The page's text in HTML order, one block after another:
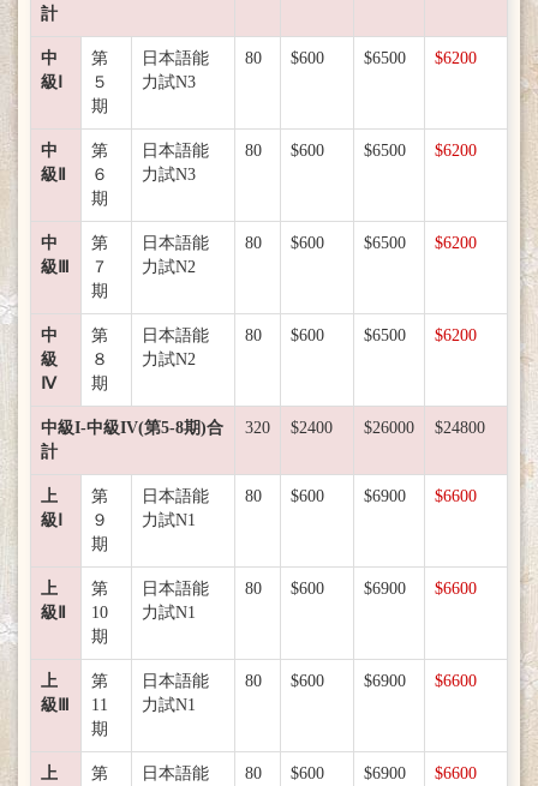
計
中
級Ⅰ
第
５
期
日本語能
力試N3
80 $600 $6500 $6200
中
級Ⅱ
第
６
期
日本語能
力試N3
80 $600 $6500 $6200
中
級Ⅲ
第
７
期
日本語能
力試N2
80 $600 $6500 $6200
中
級
Ⅳ
第
８
期
日本語能
力試N2
80 $600 $6500 $6200
中級I-中級IV(第5-8期)合
計
320 $2400 $26000 $24800
上
級Ⅰ
第
９
期
日本語能
力試N1
80 $600 $6900 $6600
上
級Ⅱ
第
10
期
日本語能
力試N1
80 $600 $6900 $6600
上
級Ⅲ
第
11
期
日本語能
力試N1
80 $600 $6900 $6600
上
第
日本語能
80 $600 $6900 $6600